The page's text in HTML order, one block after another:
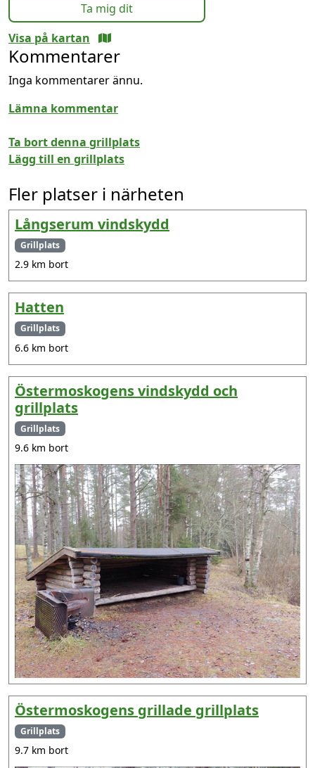
Ta mig dit
Visa på kartan
Kommentarer
Inga kommentarer ännu.
Lämna kommentar
Ta bort denna grillplats
Lägg till en grillplats
Fler platser i närheten
Långserum vindskydd
Grillplats
2.9 km bort
Hatten
Grillplats
6.6 km bort
Östermoskogens vindskydd och
grillplats
Grillplats
9.6 km bort
Östermoskogens grillade grillplats
Grillplats
9.7 km bort